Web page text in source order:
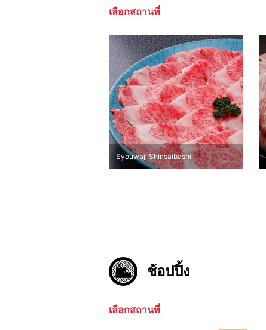
เลือกสถานที่
Syouwaji Shinsaibashi
ช้อปปิ้ง
เลือกสถานที่